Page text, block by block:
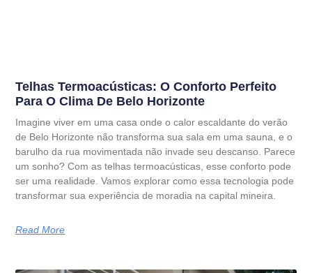
Telhas Termoacústicas: O Conforto Perfeito
Para O Clima De Belo Horizonte
Imagine viver em uma casa onde o calor escaldante do verão
de Belo Horizonte não transforma sua sala em uma sauna, e o
barulho da rua movimentada não invade seu descanso. Parece
um sonho? Com as telhas termoacústicas, esse conforto pode
ser uma realidade. Vamos explorar como essa tecnologia pode
transformar sua experiência de moradia na capital mineira.
Read More